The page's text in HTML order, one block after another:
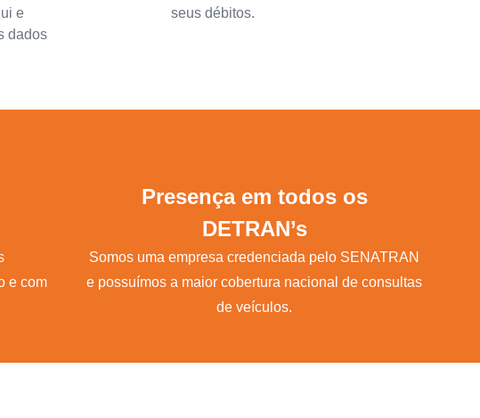
e
dados
seus débitos.
e com
Presença em todos os
DETRAN’s
Somos uma empresa credenciada pelo SENATRAN
e possuímos a maior cobertura nacional de consultas
de veículos.